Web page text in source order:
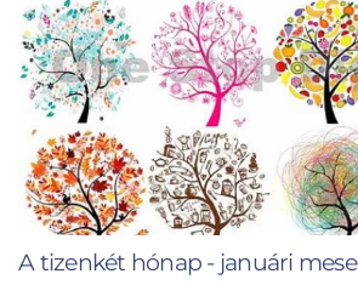
A tizenkét hónap - januári mese